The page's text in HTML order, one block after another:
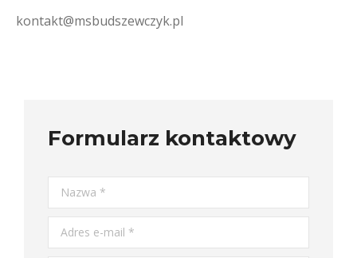
kontakt@msbudszewczyk.pl
Formularz kontaktowy
Nazwa *
Adres e-mail *